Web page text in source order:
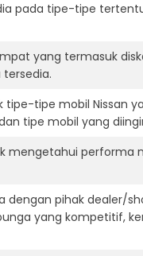
pada tipe-tipe
yang termasuk
tipe mobil Nissan
tipe mobil yang
performa
pihak dealer/
yang kompetitif,